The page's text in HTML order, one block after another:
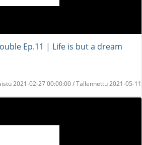
Ep.11 | Life is but a dream
2021-02-27 00:00:00 / Tallennettu 2021-05-11